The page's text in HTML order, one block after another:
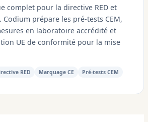
complet pour la directive RED et
Codium prépare les pré-tests CEM,
en laboratoire accrédité et
UE de conformité pour la mise
RED Marquage CE Pré-tests CEM